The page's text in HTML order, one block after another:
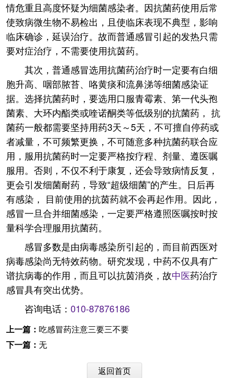
情危重且高度怀疑为细菌感染者。因抗菌药使用后常
使致病微生物不易检出，且使临床表现不典型，影响
临床确诊，延误治疗。故而普通感冒引起的发热只需
要对症治疗，不需要使用抗茵药。
其次，普通感冒选用抗菌药治疗时一定要有白细
胞升高、咽部脓苔、咯黄痰和流鼻涕等细菌感染证
据。选择抗菌药时，要选用口服青霉素、第一代头孢
菌素、大环内酯类或喹诺酮类等低级别的抗菌药， 抗
菌药一般都需要坚持用药3天～5天，不可擅自停药或
者减量，不可频繁更换，不可随意多种抗菌药联合应
用，服用抗菌药时一定要严格按疗程、剂量、遵医嘱
服用。否则，不仅不利于康复，还会导致病情反复，
更会引发细菌耐药，导致“超级细菌”的产生。日后再
有感染， 目前使用的抗茵药就不会再起作用。因此，
感冒一旦合并细菌感染，一定要严格遵照医嘱按时按
量科学合理服用抗菌药。
感冒多数是由病毒感染所引起的，而目前西医对
病毒感染尚无特效药物。研究发现，中药不仅具有广
谱抗病毒的作用，而且可以抗茵消炎，故中医药治疗
感冒具有突出优势。
咨询电话： 010-87876186
上一篇： 吃感冒药注意三要三不要
下一篇： 无
返回首页